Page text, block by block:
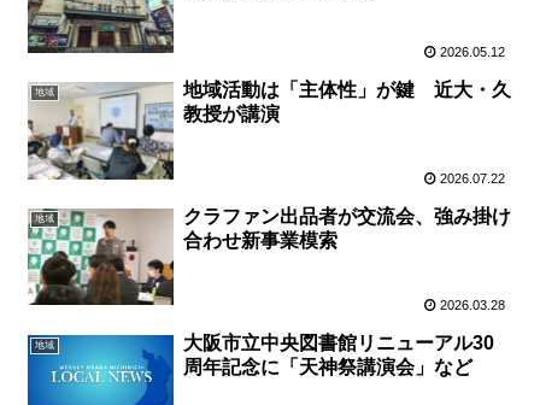
2026.05.12
地域
地域活動は「主体性」が鍵 近大・久
教授が講演
2026.07.22
地域
クラファン出品者が交流会、強み掛け
合わせ新事業模索
2026.03.28
地域
大阪市立中央図書館リニューアル30
周年記念に「天神祭講演会」など